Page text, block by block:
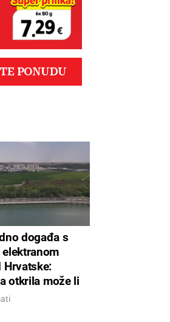
događa s
Hrvatske:
otkrila može li